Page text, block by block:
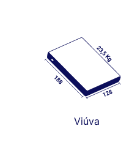
Viúva